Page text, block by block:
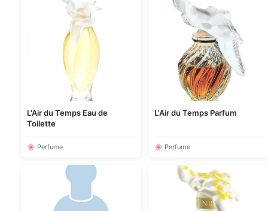
L'Air du Temps Eau de
Toilette
🌸 Perfume
L'Air du Temps Parfum
🌸 Perfume